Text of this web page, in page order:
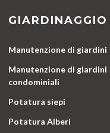
GIARDINAGGIO
Manutenzione di giardini
Manutenzione di giardini
condominiali
Potatura siepi
Potatura Alberi